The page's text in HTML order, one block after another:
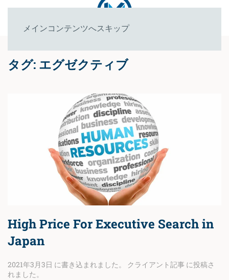
メインコンテンツへスキップ
タグ: エグゼクティブ
High Price For Executive Search in
Japan
2021年3月3日 に書き込まれました。 クライアント記事 に投稿さ
れました。